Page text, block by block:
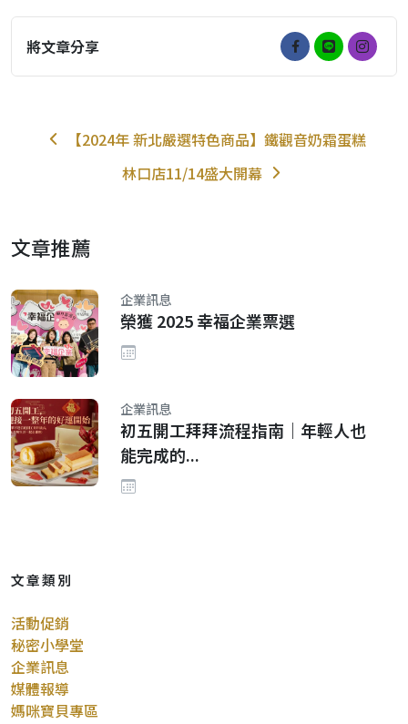
將文章分享
【2024年 新北嚴選特色商品】鐵觀音奶霜蛋糕
林口店11/14盛大開幕
文章推薦
企業訊息
榮獲 2025 幸福企業票選
企業訊息
初五開工拜拜流程指南｜年輕人也
能完成的...
文章類別
活動促銷
秘密小學堂
企業訊息
媒體報導
媽咪寶貝專區